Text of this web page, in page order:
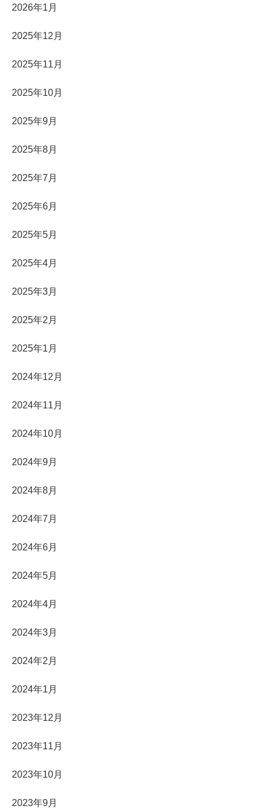
2026年1月
2025年12月
2025年11月
2025年10月
2025年9月
2025年8月
2025年7月
2025年6月
2025年5月
2025年4月
2025年3月
2025年2月
2025年1月
2024年12月
2024年11月
2024年10月
2024年9月
2024年8月
2024年7月
2024年6月
2024年5月
2024年4月
2024年3月
2024年2月
2024年1月
2023年12月
2023年11月
2023年10月
2023年9月